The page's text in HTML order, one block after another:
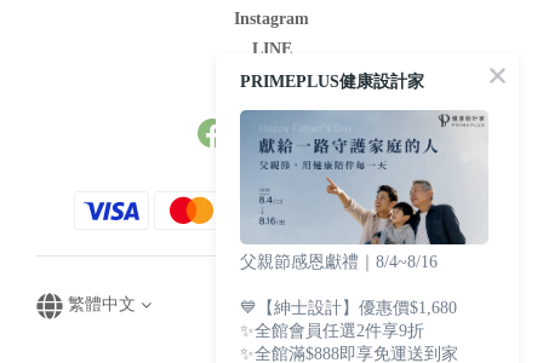
Instagram
LINE
Youtube
繁體中文
PRIMEPLUS健康設計家
父親節感恩獻禮｜8/4~8/16
💙【紳士設計】優惠價$1,680
✨全館會員任選2件享9折
✨全館滿$888即享免運送到家